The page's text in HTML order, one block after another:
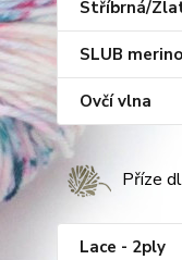
Stříbrná/
SLUB merino
Ovčí vlna
Příze
Lace - 2ply